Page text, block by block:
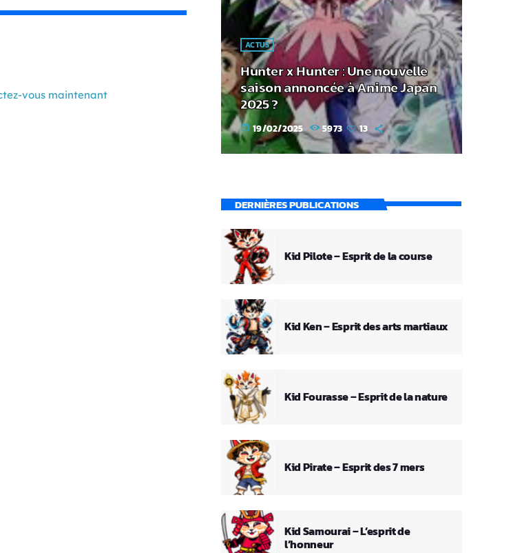
vous maintenant
ACTUS
Hunter x Hunter : Une nouvelle
saison annoncée à Anime Japan
2025 ?
today 19/02/2025 5973 13
DERNIÈRES PUBLICATIONS
Kid Pilote – Esprit de la course
Kid Ken – Esprit des arts martiaux
Kid Fourasse – Esprit de la nature
Kid Pirate – Esprit des 7 mers
Kid Samourai – L’esprit de
l’honneur